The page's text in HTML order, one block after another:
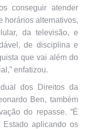
conseguir atender
horários alternativos,
da televisão, e
de disciplina e
que vai além do
enfatizou.
dos Direitos da
Ben, também
do repasse. “É
aplicando os